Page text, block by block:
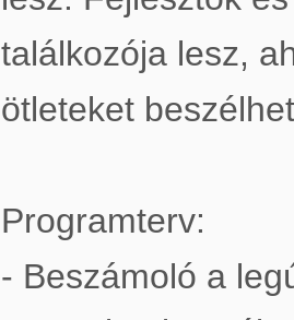
találkozója lesz,
ötleteket
Programterv:
- Beszámoló a